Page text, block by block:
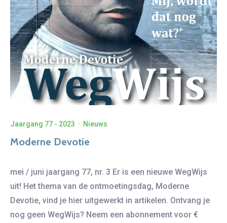
Jaargang 77 - 2023 · Nieuws
Moderne Devotie
mei / juni jaargang 77, nr. 3 Er is een nieuwe WegWijs
uit! Het thema van de ontmoetingsdag, Moderne
Devotie, vind je hier uitgewerkt in artikelen. Ontvang je
nog geen WegWijs? Neem een abonnement voor €